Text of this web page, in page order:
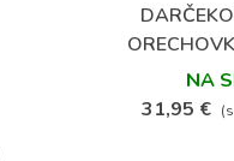
NA
31,95 €